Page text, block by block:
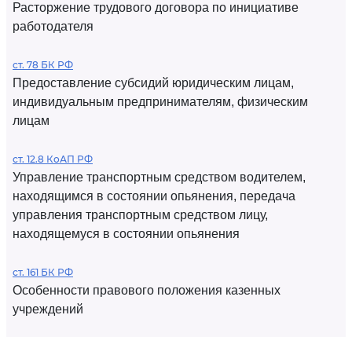
Расторжение трудового договора по инициативе
работодателя
ст. 78 БК РФ
Предоставление субсидий юридическим лицам,
индивидуальным предпринимателям, физическим
лицам
ст. 12.8 КоАП РФ
Управление транспортным средством водителем,
находящимся в состоянии опьянения, передача
управления транспортным средством лицу,
находящемуся в состоянии опьянения
ст. 161 БК РФ
Особенности правового положения казенных
учреждений